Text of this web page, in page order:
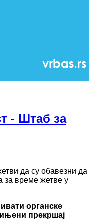
- Штаб за
да су обавезни да
за време жетве у
органске
прекршај